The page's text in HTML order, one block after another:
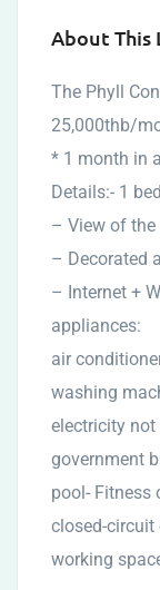
About This
The Phyll
25,000thb/
* 1 month in
Details:- 1
– View of the
– Decorated
– Internet +
appliances:
air
washing
electricity
government
pool- Fitness
closed-circuit
working